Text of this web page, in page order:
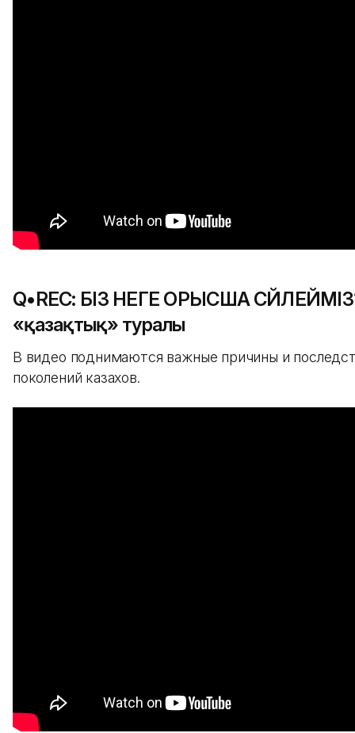
Q•REC: БІЗ НЕГЕ ОРЫСША
«қазақтық» туралы
В видео поднимаются важные причины и
поколений казахов.